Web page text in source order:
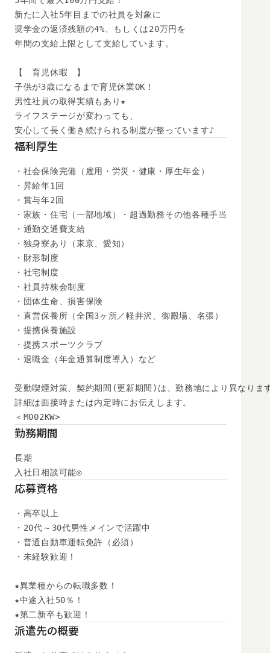
新たに入社5年目までの社員を対象に
奨学金の返済残額の4%、もしくは20万円を
年間の支給上限として支給しています。
【　育児休暇　】
子供が3歳になるまで育児休業OK！
男性社員の取得実績もあり★
ライフステージが変わっても、
安心して長く働き続けられる制度が整っています♪
福利厚生
・社会保険完備（雇用・労災・健康・厚生年金）
・昇給年1回
・賞与年2回
・家族・住宅（一部地域）・超過勤務その他各種手当
・通勤交通費支給
・独身寮あり（東京、愛知）
・財形制度
・社宅制度
・社員持株会制度
・団体生命、損害保険
・直営保養所（全国3ヶ所／軽井沢、御殿場、名張）
・提携保養施設
・提携スポーツクラブ
・退職金（年金通算制度導入）など
受動喫煙対策、契約期間(更新期間)は、勤務地により異なりま
詳細は面接時または内定時にお伝えします。
＜M002KW>
勤務期間
長期
入社日相談可能◎
応募資格
・高卒以上
・20代～30代男性メインで活躍中
・普通自動車運転免許（必須）
・未経験歓迎！
★異業種からの転職多数！
★中途入社50％！
★第二新卒も歓迎！
派遣先の概要